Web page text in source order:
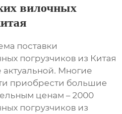
вилочных
поставки
погрузчиков из Китая
актуальной. Многие
приобрести большие
ценам –2000
погрузчиков из